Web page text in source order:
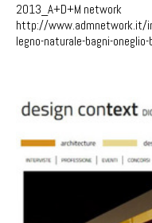
2013_A+D+M network
http://www.admnetwork.it/
legno-naturale-bagni-